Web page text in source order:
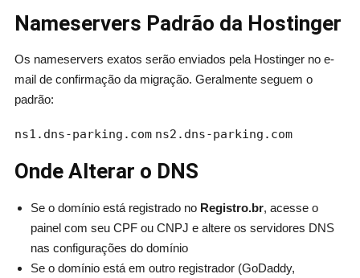
Nameservers Padrão da Hostinger
Os nameservers exatos serão enviados pela Hostinger no e-
mail de confirmação da migração. Geralmente seguem o
padrão:
ns1.dns-parking.com ns2.dns-parking.com
Onde Alterar o DNS
Se o domínio está registrado no Registro.br, acesse o
painel com seu CPF ou CNPJ e altere os servidores DNS
nas configurações do domínio
Se o domínio está em outro registrador (GoDaddy,